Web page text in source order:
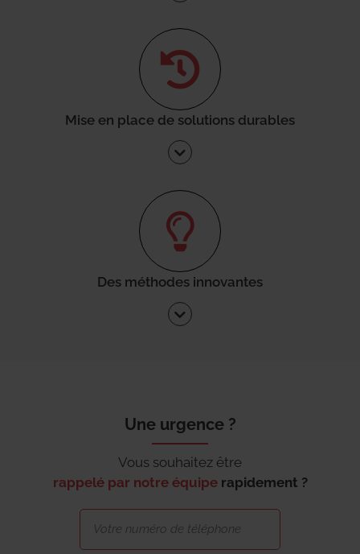
Mise en place de solutions durables
Des méthodes innovantes
Une urgence ?
Vous souhaitez être
rappelé par notre équipe rapidement ?